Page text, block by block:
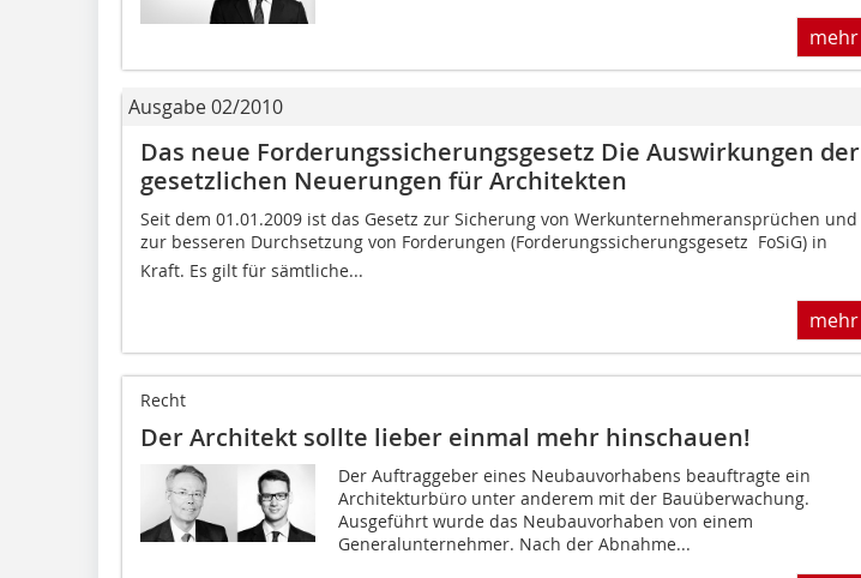
mehr
Ausgabe 02/2010
Das neue Forderungssicherungsgesetz Die Auswirkungen der
gesetzlichen Neuerungen für Architekten
Seit dem 01.01.2009 ist das Gesetz zur Sicherung von Werkunternehmeransprüchen und
zur besseren Durchsetzung von Forderungen (Forderungssicherungsgesetz  FoSiG) in
Kraft. Es gilt für sämtliche...
mehr
Recht
Der Architekt sollte lieber einmal mehr hinschauen!
Der Auftraggeber eines Neubauvorhabens beauftragte ein
Architekturbüro unter anderem mit der Bauüberwachung.
Ausgeführt wurde das Neubauvorhaben von einem
Generalunternehmer. Nach der Abnahme...